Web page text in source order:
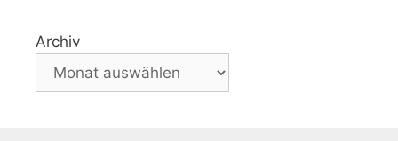
Archiv